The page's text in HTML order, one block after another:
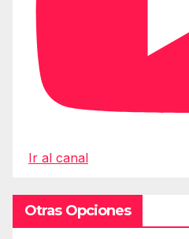
Ir al canal
Otras Opciones